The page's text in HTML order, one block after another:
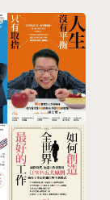
，閱讀本書能
趣！易吸收！
學心理學了
Ricardo, 17
174
Robert M
1801-18